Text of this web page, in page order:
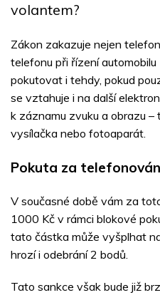
volantem?
Zákon zakazuje nejen
telefonu při řízení
pokutovat i tehdy, pokud
se vztahuje i na další
k záznamu zvuku a obrazu –
vysílačka nebo fotoaparát.
Pokuta za
V současné době vám za
1000 Kč v rámci blokové
tato částka může vyšplhat
hrozí i odebrání 2 bodů.
Tato sankce však bude již